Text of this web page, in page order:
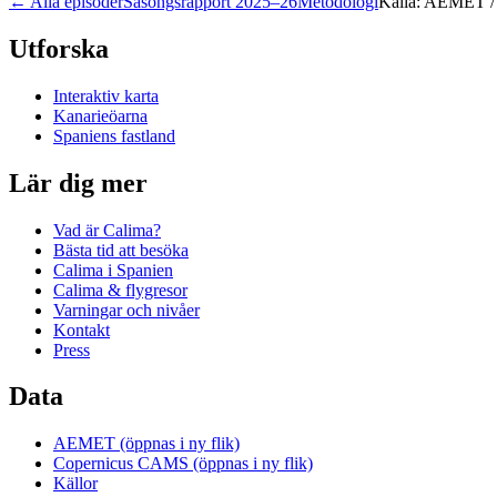
Utforska
Interaktiv karta
Kanarieöarna
Spaniens fastland
Lär dig mer
Vad är Calima?
Bästa tid att besöka
Calima i Spanien
Calima & flygresor
Varningar och nivåer
Kontakt
Press
Data
AEMET (öppnas i ny flik)
Copernicus CAMS (öppnas i ny flik)
Källor